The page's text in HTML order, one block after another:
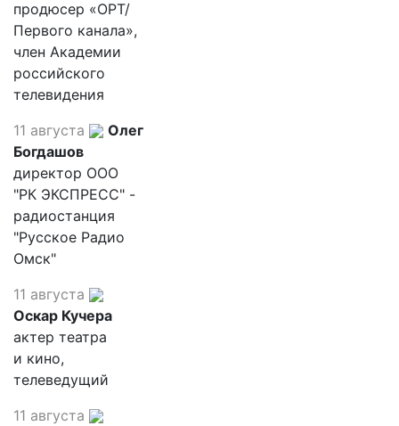
продюсер «ОРТ/
Первого канала»,
член Академии
российского
телевидения
11 августа
Олег
Богдашов
директор ООО
"РК ЭКСПРЕСС" -
радиостанция
"Русское Радио
Омск"
11 августа
Оскар Кучера
актер театра
и кино,
телеведущий
11 августа